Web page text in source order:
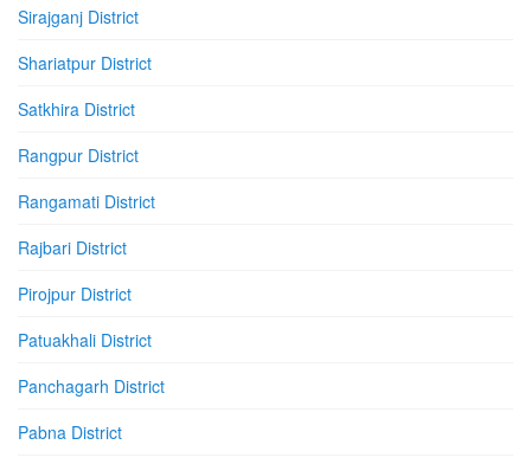
Sirajganj District
Shariatpur District
Satkhira District
Rangpur District
Rangamati District
Rajbari District
Pirojpur District
Patuakhali District
Panchagarh District
Pabna District